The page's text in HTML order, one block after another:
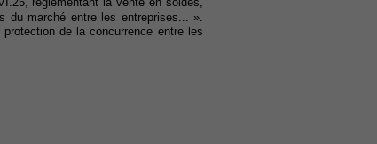
réglementant la vente en soldes,
du marché entre les entreprises... ».
de la concurrence entre les